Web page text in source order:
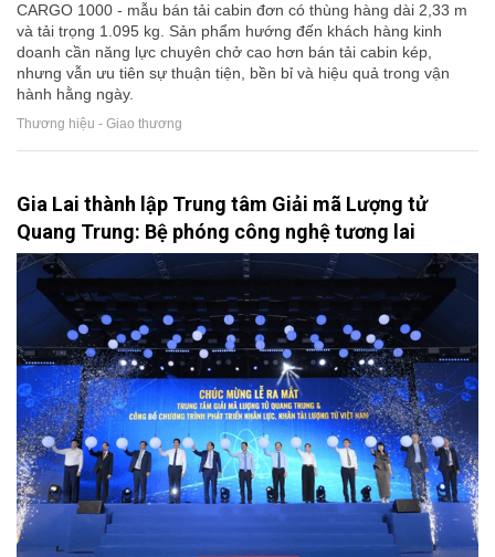
CARGO 1000 - mẫu bán tải cabin đơn có thùng hàng dài 2,33 m
và tải trọng 1.095 kg. Sản phẩm hướng đến khách hàng kinh
doanh cần năng lực chuyên chở cao hơn bán tải cabin kép,
nhưng vẫn ưu tiên sự thuận tiện, bền bỉ và hiệu quả trong vận
hành hằng ngày.
Thương hiệu - Giao thương
Gia Lai thành lập Trung tâm Giải mã Lượng tử
Quang Trung: Bệ phóng công nghệ tương lai